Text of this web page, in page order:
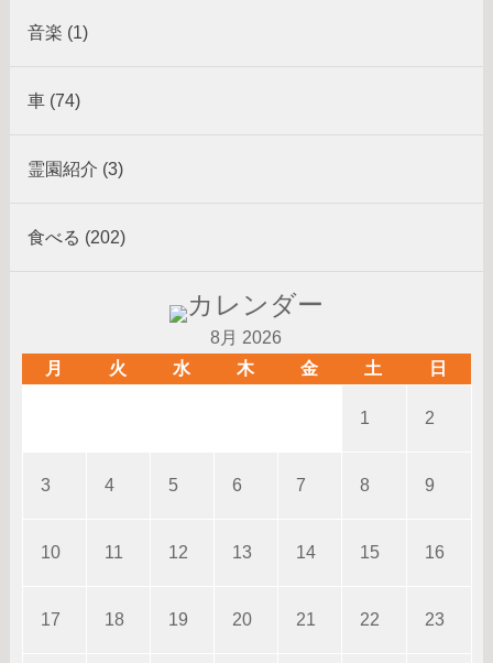
音楽 (1)
車 (74)
霊園紹介 (3)
食べる (202)
8月 2026
月
火 水 木 金 土 日
1 2
3 4 5 6 7 8 9
10 11 12 13 14 15 16
17 18 19 20 21 22 23